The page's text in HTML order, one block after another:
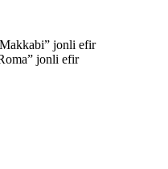
jonli efir
jonli efir